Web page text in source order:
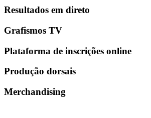
Resultados em direto
Grafismos TV
Plataforma de inscrições online
Produção dorsais
Merchandising